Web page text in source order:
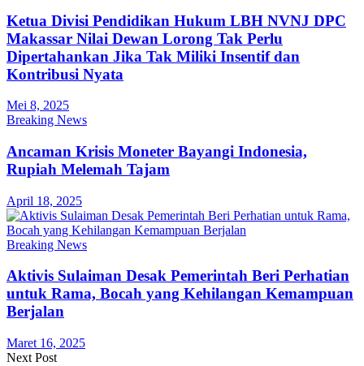
Ketua Divisi Pendidikan Hukum LBH NVNJ DPC
Makassar Nilai Dewan Lorong Tak Perlu
Dipertahankan Jika Tak Miliki Insentif dan
Kontribusi Nyata
Mei 8, 2025
Breaking News
Ancaman Krisis Moneter Bayangi Indonesia,
Rupiah Melemah Tajam
April 18, 2025
Breaking News
Aktivis Sulaiman Desak Pemerintah Beri Perhatian
untuk Rama, Bocah yang Kehilangan Kemampuan
Berjalan
Maret 16, 2025
Next Post